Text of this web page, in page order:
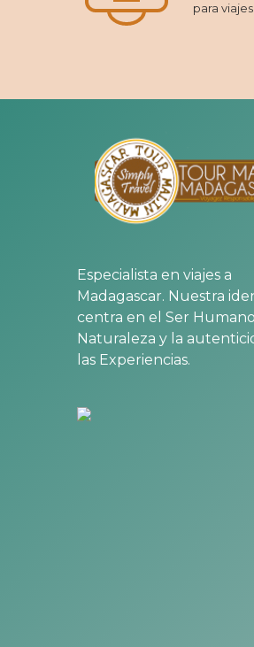
para
Especialista en viajes a
Madagascar. Nuestra
centra en el Ser
Naturaleza y la
las Experiencias.